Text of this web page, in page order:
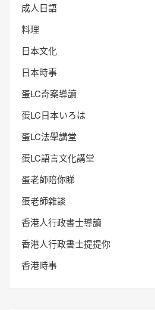
成人日語
料理
日本文化
日本時事
蛋LC奇案導讀
蛋LC日本いろは
蛋LC法學講堂
蛋LC語言文化講堂
蛋老師陪你睇
蛋老師雜談
香港人行政書士導讀
香港人行政書士提提你
香港時事